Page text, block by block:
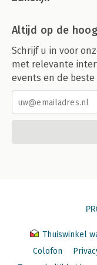
73 Recht van gebruik /
75 Recht van
bewoning / 106
Trefwoordenregister /
Jurisprudentieregister
Monografieën BW / 121
Altijd op de
Schrijf u in voor
met relevante
events en de beste
Thuiswinkel
Colofon